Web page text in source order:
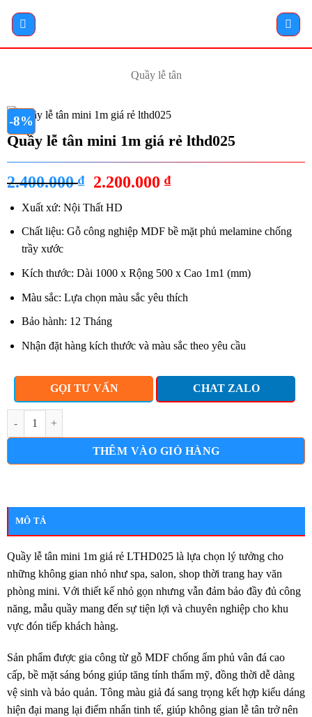
Quầy lễ tân
-8%
Quầy lễ tân mini 1m giá rẻ lthd025
2.400.000₫
Giá
gốc
là:
2.400.000 ₫.
2.200.000₫Giá
là:
Xuất xứ: Nội Thất HD
Chất liệu: Gỗ công nghiệp MDF bề mặt phủ melamine chống
trầy xước
Kích thước: Dài 1000 x Rộng 500 x Cao 1m1 (mm)
Màu sắc: Lựa chọn màu sắc yêu thích
Bảo hành: 12 Tháng
Nhận đặt hàng kích thước và màu sắc theo yêu cầu
GỌI TƯ VẤN CHAT ZALO
THÊM VÀO GIỎ HÀNG
MÔ TẢ
Quầy lễ tân mini 1m giá rẻ LTHD025 là lựa chọn lý tưởng cho
những không gian nhỏ như spa, salon, shop thời trang hay văn
phòng mini. Với thiết kế nhỏ gọn nhưng vẫn đảm bảo đầy đủ công
năng, mẫu quầy mang đến sự tiện lợi và chuyên nghiệp cho khu
vực đón tiếp khách hàng.
Sản phẩm được gia công từ gỗ MDF chống ẩm phủ vân đá cao
cấp, bề mặt sáng bóng giúp tăng tính thẩm mỹ, đồng thời dễ dàng
vệ sinh và bảo quản. Tông màu giả đá sang trọng kết hợp kiểu dáng
hiện đại mang lại điểm nhấn tinh tế, giúp không gian lễ tân trở nên